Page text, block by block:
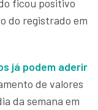
ficou positivo
do registrado em
já podem aderir
de valores
da semana em